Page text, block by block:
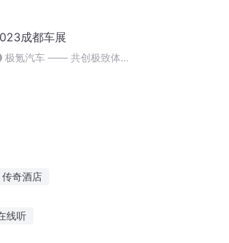
成都车展
极氪汽车 —— 共创极致体验
传奇酒店
线听